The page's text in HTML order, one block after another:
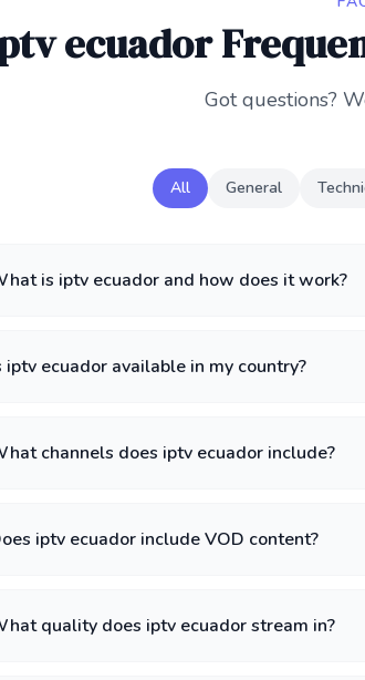
ecuador
Got questions?
All General
is iptv ecuador and how does it work?
iptv ecuador available in my country?
channels does iptv ecuador include?
iptv ecuador include VOD content?
quality does iptv ecuador stream in?